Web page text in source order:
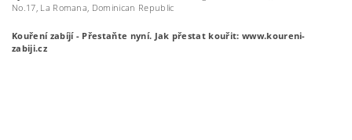
No.17, La Romana, Dominican Republic
Kouření zabíjí - Přestaňte nyní. Jak přestat kouřit: www.koureni-
zabiji.cz